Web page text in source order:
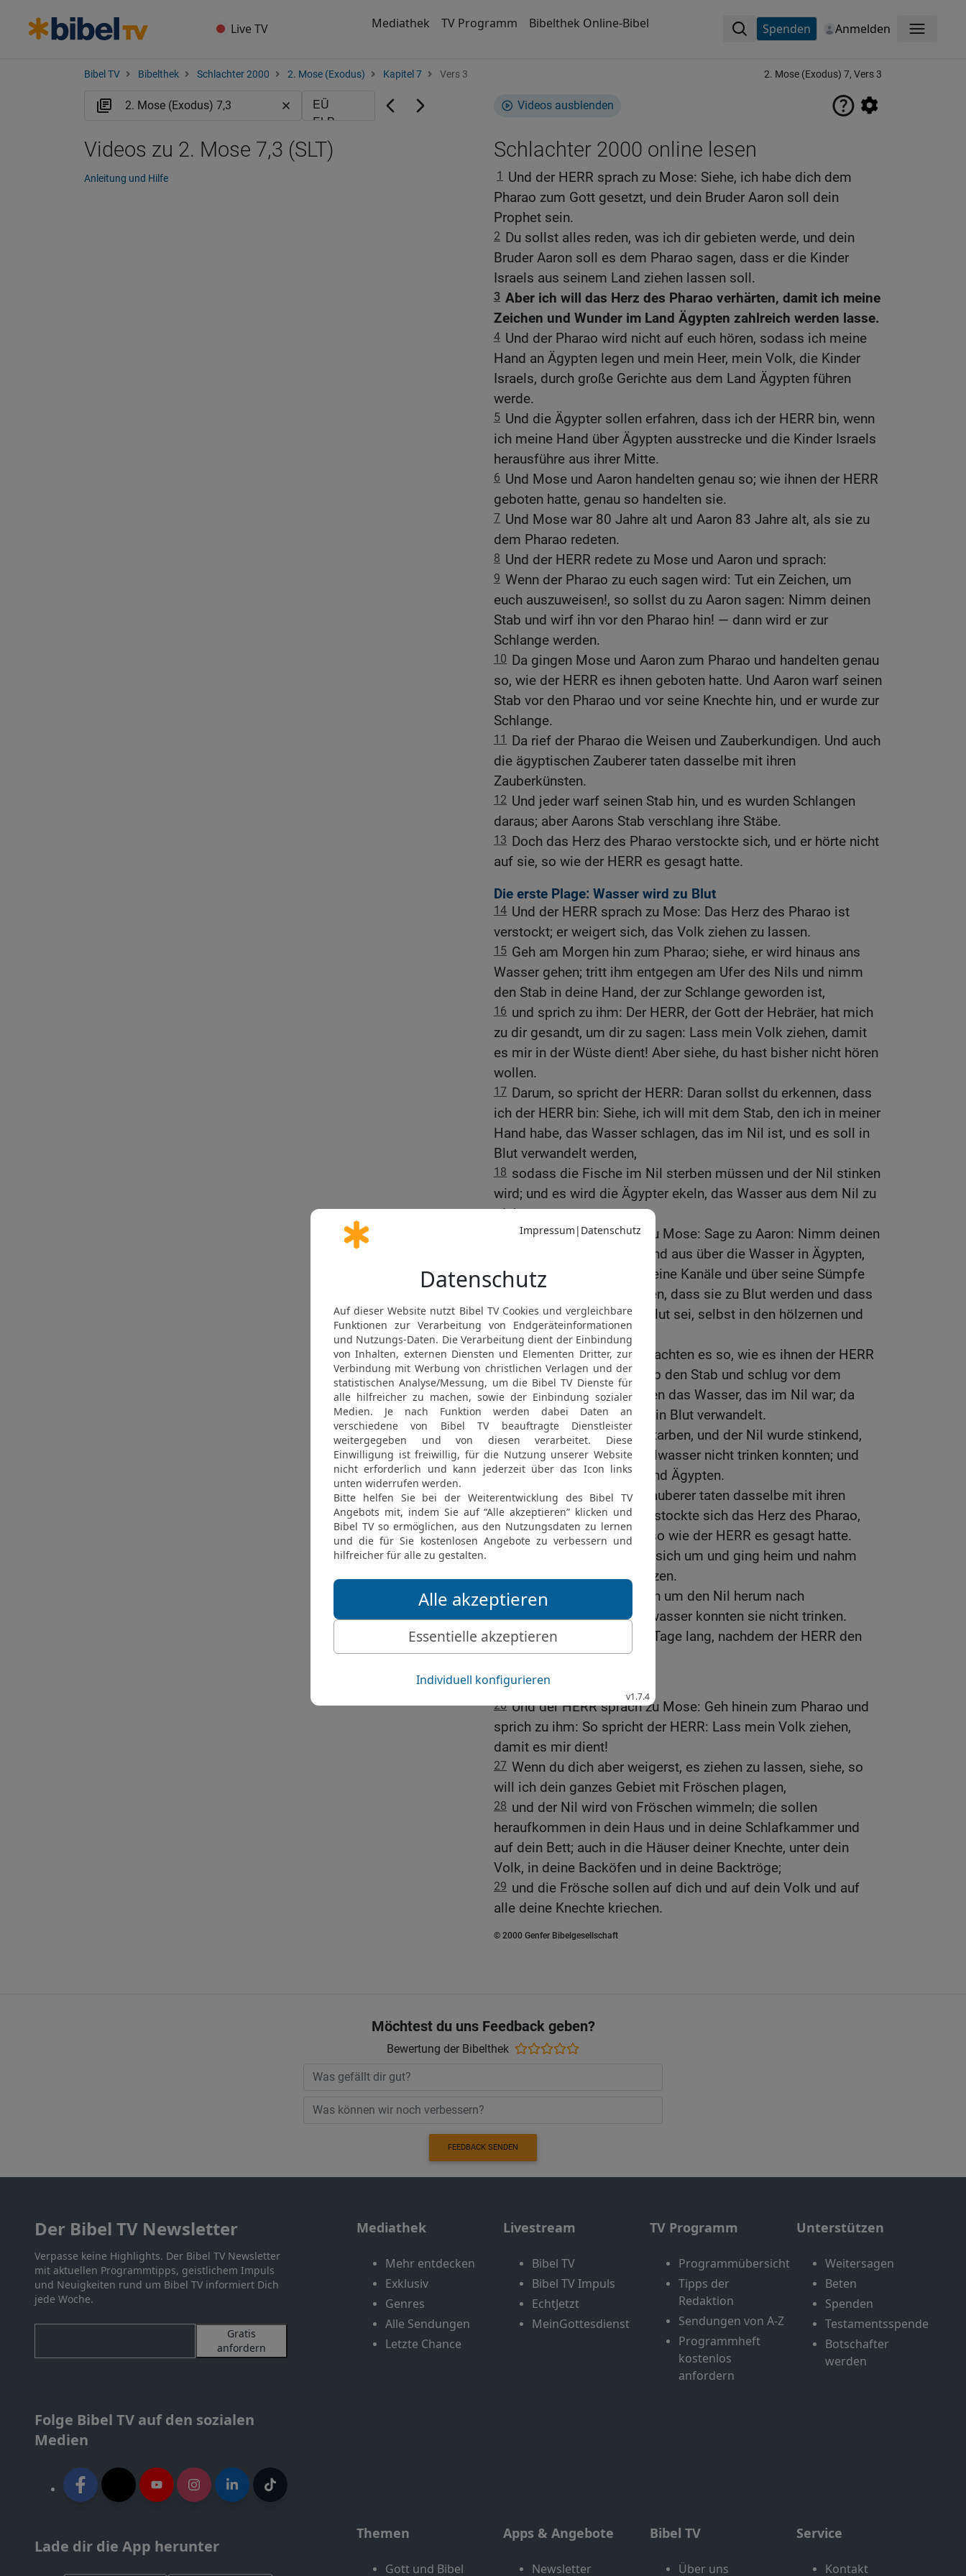
Live TV Mediathek TV Programm Bibelthek Online-Bibel Spenden Anmelden Menü
Bibel TV Bibelthek Schlachter 2000 2. Mose (Exodus) Kapitel 7 Vers 3 2. Mose (Exodus) 7, Vers 3
Videos ausblenden
Schlachter 2000 online lesen
1 Und der HERR sprach zu Mose: Siehe, ich habe dich dem
Pharao zum Gott gesetzt, und dein Bruder Aaron soll dein
Prophet sein.
2 Du sollst alles reden, was ich dir gebieten werde, und dein
Bruder Aaron soll es dem Pharao sagen, dass er die Kinder
Israels aus seinem Land ziehen lassen soll.
3 Aber ich will das Herz des Pharao verhärten, damit ich meine
Zeichen und Wunder im Land Ägypten zahlreich werden lasse.
4 Und der Pharao wird nicht auf euch hören, sodass ich meine
Hand an Ägypten legen und mein Heer, mein Volk, die Kinder
Israels, durch große Gerichte aus dem Land Ägypten führen
werde.
5 Und die Ägypter sollen erfahren, dass ich der HERR bin, wenn
ich meine Hand über Ägypten ausstrecke und die Kinder Israels
herausführe aus ihrer Mitte.
6 Und Mose und Aaron handelten genau so; wie ihnen der HERR
geboten hatte, genau so handelten sie.
7 Und Mose war 80 Jahre alt und Aaron 83 Jahre alt, als sie zu
dem Pharao redeten.
8 Und der HERR redete zu Mose und Aaron und sprach:
9 Wenn der Pharao zu euch sagen wird: Tut ein Zeichen, um
euch auszuweisen!, so sollst du zu Aaron sagen: Nimm deinen
Stab und wirf ihn vor den Pharao hin! — dann wird er zur
Schlange werden.
10 Da gingen Mose und Aaron zum Pharao und handelten genau
so, wie der HERR es ihnen geboten hatte. Und Aaron warf seinen
Stab vor den Pharao und vor seine Knechte hin, und er wurde zur
Schlange.
11 Da rief der Pharao die Weisen und Zauberkundigen. Und auch
die ägyptischen Zauberer taten dasselbe mit ihren
Zauberkünsten.
12 Und jeder warf seinen Stab hin, und es wurden Schlangen
daraus; aber Aarons Stab verschlang ihre Stäbe.
13 Doch das Herz des Pharao verstockte sich, und er hörte nicht
auf sie, so wie der HERR es gesagt hatte.
Die erste Plage: Wasser wird zu Blut
14 Und der HERR sprach zu Mose: Das Herz des Pharao ist
verstockt; er weigert sich, das Volk ziehen zu lassen.
15 Geh am Morgen hin zum Pharao; siehe, er wird hinaus ans
Wasser gehen; tritt ihm entgegen am Ufer des Nils und nimm
den Stab in deine Hand, der zur Schlange geworden ist,
16 und sprich zu ihm: Der HERR, der Gott der Hebräer, hat mich
zu dir gesandt, um dir zu sagen: Lass mein Volk ziehen, damit
es mir in der Wüste dient! Aber siehe, du hast bisher nicht hören
wollen.
17 Darum, so spricht der HERR: Daran sollst du erkennen, dass
ich der HERR bin: Siehe, ich will mit dem Stab, den ich in meiner
Hand habe, das Wasser schlagen, das im Nil ist, und es soll in
Blut verwandelt werden,
18 sodass die Fische im Nil sterben müssen und der Nil stinken
wird; und es wird die Ägypter ekeln, das Wasser aus dem Nil zu
trinken.
Und der HERR sprach zu Mose: Sage zu Aaron: Nimm deinen
Stab und strecke deine Hand aus über die Wasser in Ägypten,
über seine Nilarme, über seine Kanäle und über seine Sümpfe
und über alle Wasserbecken, dass sie zu Blut werden und dass
im ganzen Land Ägypten Blut sei, selbst in den hölzernen und
steinernen [Gefäßen].
20 Und Mose und Aaron machten es so, wie es ihnen der HERR
geboten hatte. Und er erhob den Stab und schlug vor dem
Pharao und seinen Knechten das Wasser, das im Nil war; da
wurde alles Wasser im Nil in Blut verwandelt.
21 Und die Fische im Nil starben, und der Nil wurde stinkend,
sodass die Ägypter das Nilwasser nicht trinken konnten; und
das Blut war im ganzen Land Ägypten.
22 Aber die ägyptischen Zauberer taten dasselbe mit ihren
Zauberkünsten. Und so verstockte sich das Herz des Pharao,
und er hörte nicht auf sie, so wie der HERR es gesagt hatte.
Und der Pharao wandte sich um und ging heim und nahm
sich auch das nicht zu Herzen.
24 Aber alle Ägypter gruben um den Nil herum nach
Trinkwasser; denn das Nilwasser konnten sie nicht trinken.
25 Und das währte sieben Tage lang, nachdem der HERR den
Nil geschlagen hatte.
Die zweite Plage: Frösche
26 Und der HERR sprach zu Mose: Geh hinein zum Pharao und
sprich zu ihm: So spricht der HERR: Lass mein Volk ziehen,
damit es mir dient!
27 Wenn du dich aber weigerst, es ziehen zu lassen, siehe, so
will ich dein ganzes Gebiet mit Fröschen plagen,
28 und der Nil wird von Fröschen wimmeln; die sollen
heraufkommen in dein Haus und in deine Schlafkammer und
auf dein Bett; auch in die Häuser deiner Knechte, unter dein
Volk, in deine Backöfen und in deine Backtröge;
29 und die Frösche sollen auf dich und auf dein Volk und auf
alle deine Knechte kriechen.
© 2000 Genfer Bibelgesellschaft
Videos zu 2. Mose 7,3 (SLT)
Anleitung und Hilfe
Möchtest du uns Feedback geben?
Bewertung der Bibelthek
FEEDBACK SENDEN
Der Bibel TV Newsletter
Verpasse keine Highlights. Der Bibel TV Newsletter
mit aktuellen Programmtipps, geistlichem Impuls
und Neuigkeiten rund um Bibel TV informiert Dich
jede Woche.
Gratis
anfordern
Folge Bibel TV auf den sozialen
Medien
Lade dir die App herunter
Mediathek
Mehr entdecken
Exklusiv
Genres
Alle Sendungen
Letzte Chance
Livestream
Bibel TV
Bibel TV Impuls
EchtJetzt
MeinGottesdienst
TV Programm
Programmübersicht
Tipps der
Redaktion
Sendungen von A-Z
Programmheft
kostenlos
anfordern
Unterstützen
Weitersagen
Beten
Spenden
Testamentsspende
Botschafter
werden
Themen
Gott und Bibel
Apps & Angebote
Newsletter
Bibel TV
Über uns
Service
Kontakt